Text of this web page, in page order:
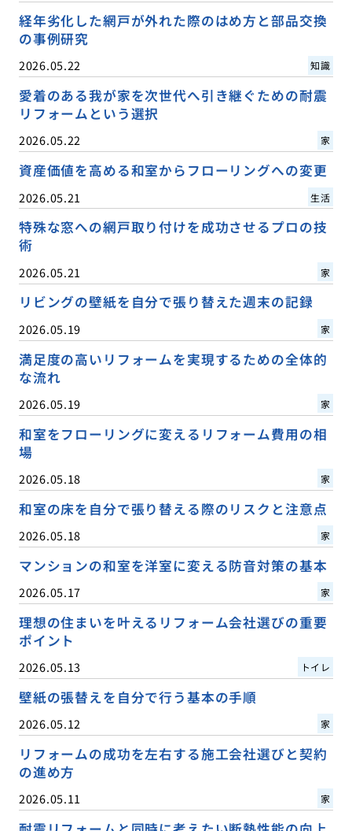
経年劣化した網戸が外れた際のはめ方と部品交換
の事例研究
2026.05.22 知識
愛着のある我が家を次世代へ引き継ぐための耐震
リフォームという選択
2026.05.22 家
資産価値を高める和室からフローリングへの変更
2026.05.21 生活
特殊な窓への網戸取り付けを成功させるプロの技
術
2026.05.21 家
リビングの壁紙を自分で張り替えた週末の記録
2026.05.19 家
満足度の高いリフォームを実現するための全体的
な流れ
2026.05.19 家
和室をフローリングに変えるリフォーム費用の相
場
2026.05.18 家
和室の床を自分で張り替える際のリスクと注意点
2026.05.18 家
マンションの和室を洋室に変える防音対策の基本
2026.05.17 家
理想の住まいを叶えるリフォーム会社選びの重要
ポイント
2026.05.13 トイレ
壁紙の張替えを自分で行う基本の手順
2026.05.12 家
リフォームの成功を左右する施工会社選びと契約
の進め方
2026.05.11 家